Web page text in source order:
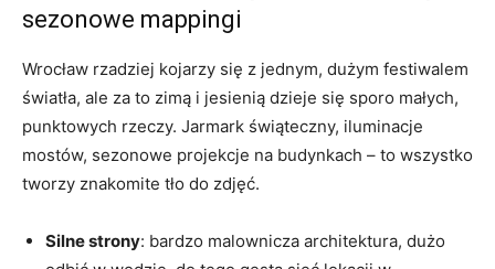
sezonowe mappingi
Wrocław rzadziej kojarzy się z jednym, dużym festiwalem
światła, ale za to zimą i jesienią dzieje się sporo małych,
punktowych rzeczy. Jarmark świąteczny, iluminacje
mostów, sezonowe projekcje na budynkach – to wszystko
tworzy znakomite tło do zdjęć.
Silne strony: bardzo malownicza architektura, dużo